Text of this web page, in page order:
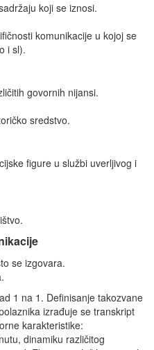
koji se iznosi.
komunikacije u kojoj se
i sl).
govornih nijansi.
sredstvo.
figure u službi uverljivog i
se izgovara.
1 na 1. Definisanje takozvane
izrađuje se transkript
karakteristike:
dinamiku različitog